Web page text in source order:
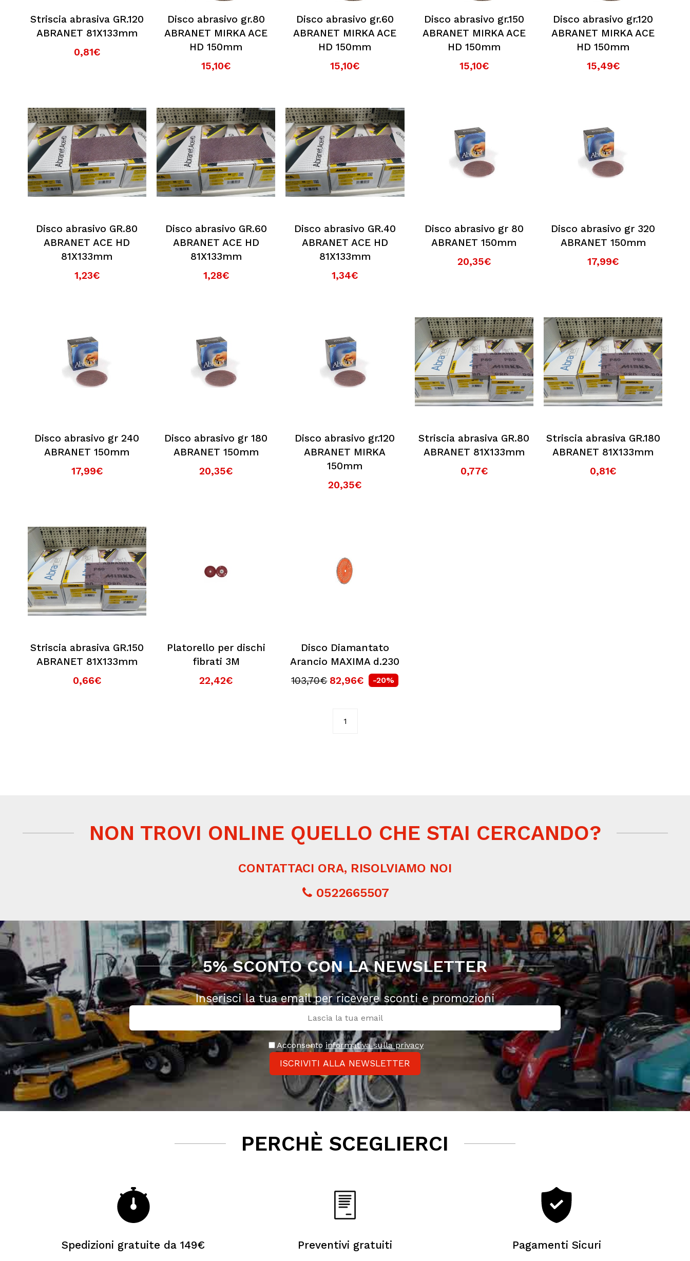
Striscia abrasiva GR.120
ABRANET 81X133mm
0,81€
Disco abrasivo gr.80
ABRANET MIRKA ACE
HD 150mm
15,10€
Disco abrasivo gr.60
ABRANET MIRKA ACE
HD 150mm
15,10€
Disco abrasivo gr.150
ABRANET MIRKA ACE
HD 150mm
15,10€
Disco abrasivo gr.120
ABRANET MIRKA ACE
HD 150mm
15,49€
Disco abrasivo GR.80
ABRANET ACE HD
81X133mm
1,23€
Disco abrasivo GR.60
ABRANET ACE HD
81X133mm
1,28€
Disco abrasivo GR.40
ABRANET ACE HD
81X133mm
1,34€
Disco abrasivo gr 80
ABRANET 150mm
20,35€
Disco abrasivo gr 320
ABRANET 150mm
17,99€
Disco abrasivo gr 240
ABRANET 150mm
17,99€
Disco abrasivo gr 180
ABRANET 150mm
20,35€
Disco abrasivo gr.120
ABRANET MIRKA
150mm
20,35€
Striscia abrasiva GR.80
ABRANET 81X133mm
0,77€
Striscia abrasiva GR.180
ABRANET 81X133mm
0,81€
Striscia abrasiva GR.150
ABRANET 81X133mm
0,66€
Platorello per dischi
fibrati 3M
22,42€
Disco Diamantato
Arancio MAXIMA d.230
103,70€ 82,96€ -20%
1
NON TROVI ONLINE QUELLO CHE STAI CERCANDO?
CONTATTACI ORA, RISOLVIAMO NOI
0522665507
5% SCONTO CON LA NEWSLETTER
Inserisci la tua email per ricevere sconti e promozioni
Acconsento informativa sulla privacy
ISCRIVITI ALLA NEWSLETTER
PERCHÈ SCEGLIERCI
Spedizioni gratuite da 149€ Preventivi gratuiti Pagamenti Sicuri